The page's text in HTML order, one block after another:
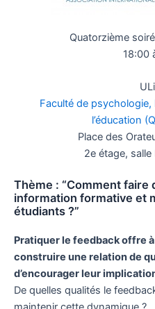
Quatorzième
18:00
Faculté de
l’éducation
Place des
2e étage, salle
Thème : “Comment faire
information formative et
étudiants ?”
Pratiquer le feedback offre
construire une relation de
d’encourager leur
De quelles qualités le